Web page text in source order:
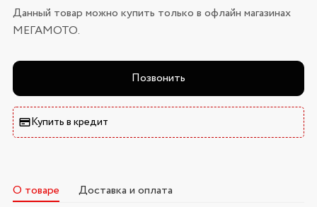
Данный товар можно купить только в офлайн магазинах
МЕГАМОТО.
Позвонить
Купить в кредит
О товаре Доставка и оплата